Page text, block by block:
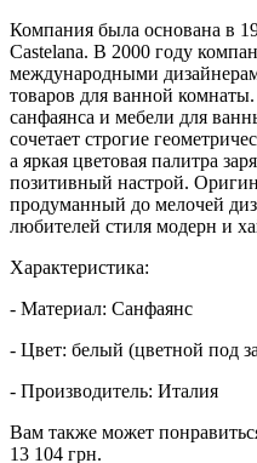
Компания была основана в
Сastelana. В 2000 году
международными
товаров для ванной комнаты.
санфаянса и мебели для
сочетает строгие
а яркая цветовая палитра
позитивный настрой.
продуманный до мелочей
любителей стиля модерн и
Характеристика:
- Материал: Санфаянс
- Цвет: белый (цветной под
- Производитель: Италия
Вам также может
13 104 грн.